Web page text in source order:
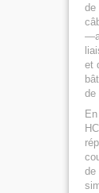
de
et
de
de